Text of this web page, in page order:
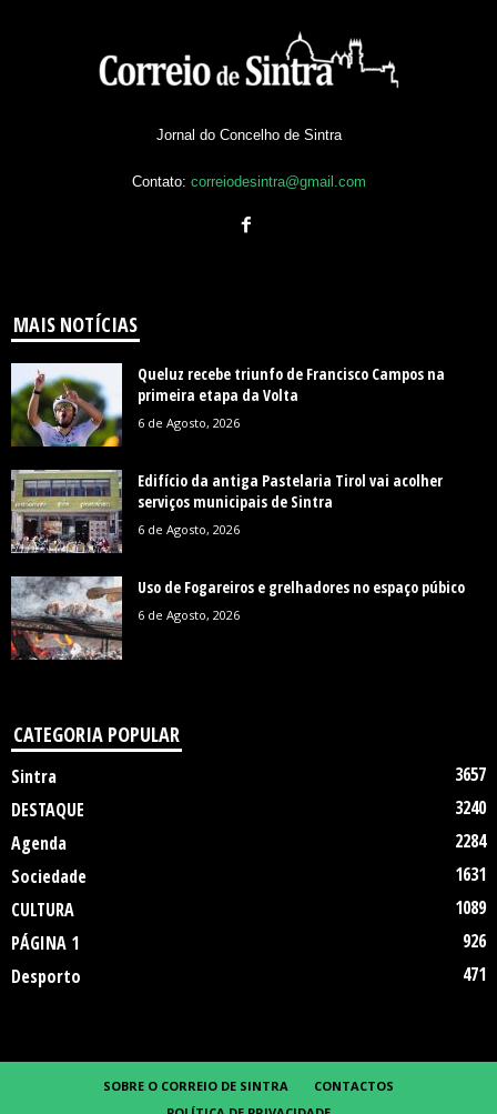
Jornal do Concelho de Sintra
Contato: correiodesintra@gmail.com
MAIS NOTÍCIAS
Queluz recebe triunfo de Francisco Campos na
primeira etapa da Volta
6 de Agosto, 2026
Edifício da antiga Pastelaria Tirol vai acolher
serviços municipais de Sintra
6 de Agosto, 2026
Uso de Fogareiros e grelhadores no espaço púbico
6 de Agosto, 2026
CATEGORIA POPULAR
Sintra
3657
DESTAQUE
3240
Agenda
2284
Sociedade
1631
CULTURA
1089
PÁGINA 1
926
Desporto
471
SOBRE O CORREIO DE SINTRA
CONTACTOS